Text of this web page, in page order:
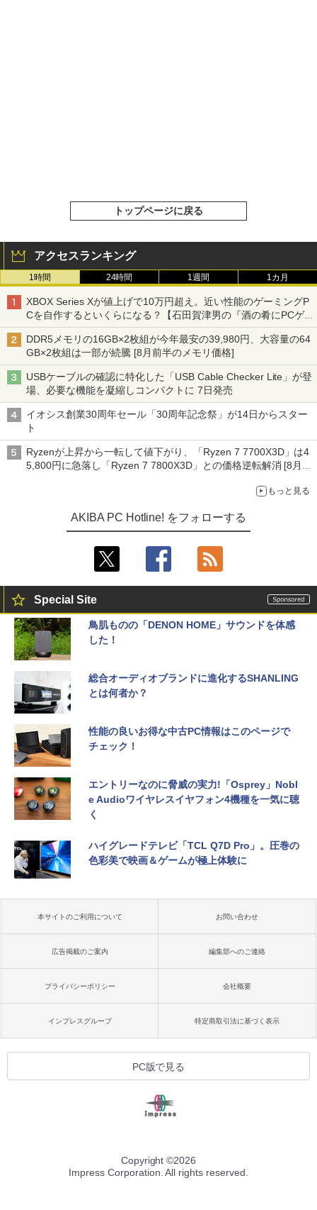
トップページに戻る
アクセスランキング
1時間 24時間 1週間 1カ月
XBOX Series Xが値上げで10万円超え。近い性能のゲーミングP
Cを自作するといくらになる？【石田賀津男の『酒の肴にPCゲ
ーム』】
DDR5メモリの16GB×2枚組が今年最安の39,980円、大容量の64
GB×2枚組は一部が続騰 [8月前半のメモリ価格]
USBケーブルの確認に特化した「USB Cable Checker Lite」が登
場、必要な機能を凝縮しコンパクトに 7日発売
イオシス創業30周年セール「30周年記念祭」が14日からスター
ト
Ryzenが上昇から一転して値下がり、「Ryzen 7 7700X3D」は4
5,800円に急落し「Ryzen 7 7800X3D」との価格逆転解消 [8月前
もっと見る
AKIBA PC Hotline! をフォローする
Special Site
鳥肌ものの「DENON HOME」サウンドを体感
した！
総合オーディオブランドに進化するSHANLING
とは何者か？
性能の良いお得な中古PC情報はこのページで
チェック！
エントリーなのに脅威の実力!「Osprey」Nobl
e Audioワイヤレスイヤフォン4機種を一気に聴
く
ハイグレードテレビ「TCL Q7D Pro」。圧巻の
色彩美で映画＆ゲームが極上体験に
本サイトのご利用について お問い合わせ
広告掲載のご案内 編集部へのご連絡
プライバシーポリシー 会社概要
インプレスグループ 特定商取引法に基づく表示
PC版で見る
Copyright ©2026
Impress Corporation. All rights reserved.